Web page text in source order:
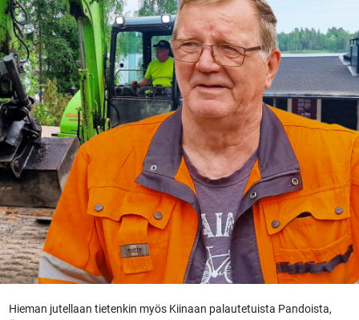
Hieman jutellaan tietenkin myös Kiinaan palautetuista Pandoista,